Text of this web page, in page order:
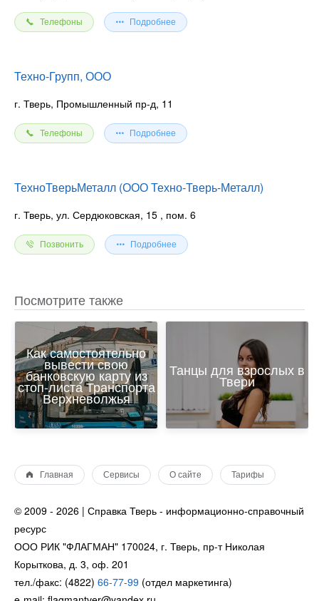
Телефоны Подробнее
Техно-Групп, ООО
г. Тверь, Промышленный пр-д, 11
Телефоны Подробнее
ТехноТверьМеталл (ООО Техно-Тверь-Металл)
г. Тверь, ул. Сердюковская, 15 , пом. 6
Позвонить Подробнее
Посмотрите также
Как самостоятельно
вывести свою
банковскую карту из
стоп-листа Транспорта
Верхневолжья
Танцы для взрослых в
Твери
Главная Сервисы О сайте Тарифы
© 2009 - 2026 | Справка Тверь - информационно-справочный
ресурс
ООО РИК "ФЛАГМАН" 170024, г. Тверь, пр-т Николая
Корыткова, д. 3, оф. 201
тел./факс: (4822) 66-77-99 (отдел маркетинга)